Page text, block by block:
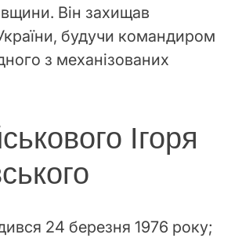
Він захищав
будучи командиром
з механізованих
Ігоря
24 березня 1976 року;